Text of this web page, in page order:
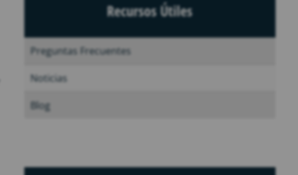
Recursos Útiles
Preguntas Frecuentes
Noticias
Blog